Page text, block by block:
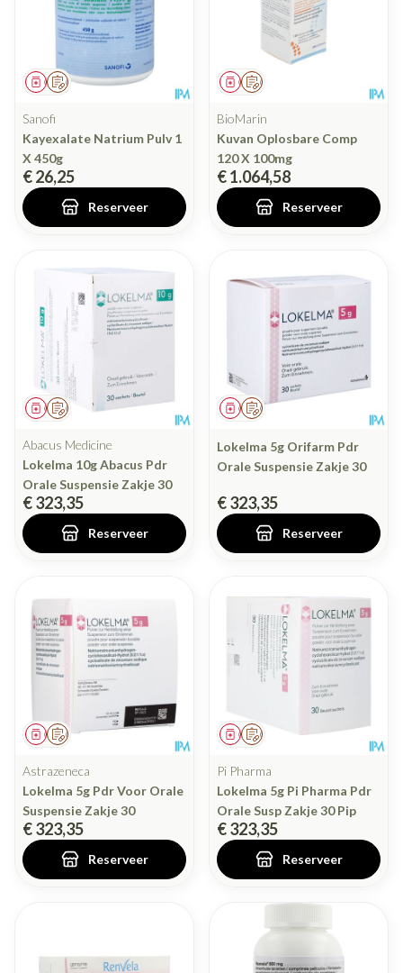
Op voorschrift
Geneesmiddel
Sanofi
Kayexalate Natrium Pulv 1
X 450g
€ 26,25
Reserveer
Op voorschrift
Geneesmiddel
BioMarin
Kuvan Oplosbare Comp
120 X 100mg
€ 1.064,58
Reserveer
Op voorschrift
Geneesmiddel
Abacus Medicine
Lokelma 10g Abacus Pdr
Orale Suspensie Zakje 30
€ 323,35
Reserveer
Op voorschrift
Geneesmiddel
Lokelma 5g Orifarm Pdr
Orale Suspensie Zakje 30
€ 323,35
Reserveer
Op voorschrift
Geneesmiddel
Astrazeneca
Lokelma 5g Pdr Voor Orale
Suspensie Zakje 30
€ 323,35
Reserveer
Op voorschrift
Geneesmiddel
Pi Pharma
Lokelma 5g Pi Pharma Pdr
Orale Susp Zakje 30 Pip
€ 323,35
Reserveer